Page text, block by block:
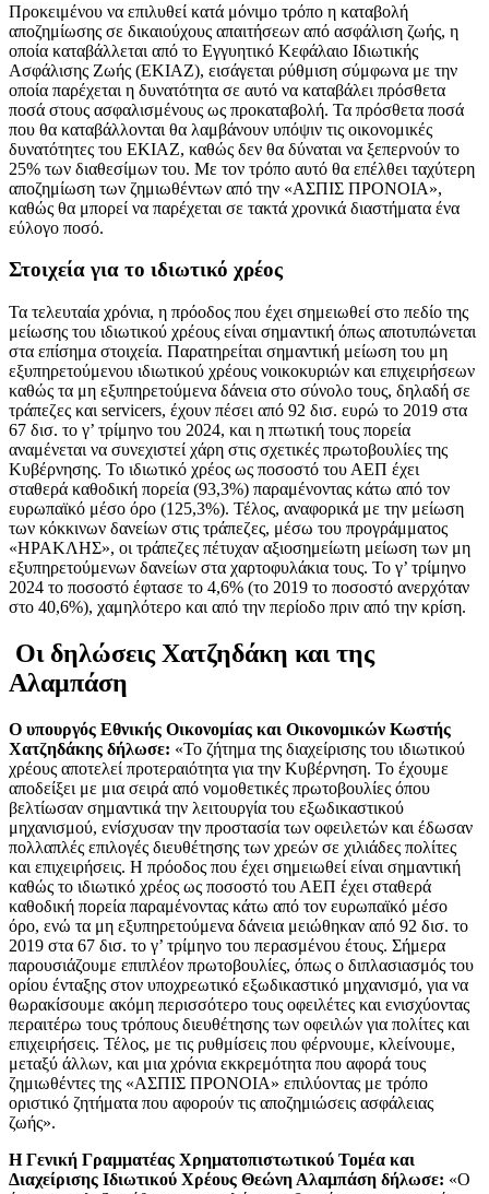
Προκειμένου να επιλυθεί κατά μόνιμο τρόπο η καταβολή
αποζημίωσης σε δικαιούχους απαιτήσεων από ασφάλιση ζωής, η
οποία καταβάλλεται από το Εγγυητικό Κεφάλαιο Ιδιωτικής
Ασφάλισης Ζωής (ΕΚΙΑΖ), εισάγεται ρύθμιση σύμφωνα με την
οποία παρέχεται η δυνατότητα σε αυτό να καταβάλει πρόσθετα
ποσά στους ασφαλισμένους ως προκαταβολή. Τα πρόσθετα ποσά
που θα καταβάλλονται θα λαμβάνουν υπόψιν τις οικονομικές
δυνατότητες του ΕΚΙΑΖ, καθώς δεν θα δύναται να ξεπερνούν το
25% των διαθεσίμων του. Με τον τρόπο αυτό θα επέλθει ταχύτερη
αποζημίωση των ζημιωθέντων από την «ΑΣΠΙΣ ΠΡΟΝΟΙΑ»,
καθώς θα μπορεί να παρέχεται σε τακτά χρονικά διαστήματα ένα
εύλογο ποσό.
Στοιχεία για το ιδιωτικό χρέος
Τα τελευταία χρόνια, η πρόοδος που έχει σημειωθεί στο πεδίο της
μείωσης του ιδιωτικού χρέους είναι σημαντική όπως αποτυπώνεται
στα επίσημα στοιχεία. Παρατηρείται σημαντική μείωση του μη
εξυπηρετούμενου ιδιωτικού χρέους νοικοκυριών και επιχειρήσεων
καθώς τα μη εξυπηρετούμενα δάνεια στο σύνολο τους, δηλαδή σε
τράπεζες και servicers, έχουν πέσει από 92 δισ. ευρώ το 2019 στα
67 δισ. το γ’ τρίμηνο του 2024, και η πτωτική τους πορεία
αναμένεται να συνεχιστεί χάρη στις σχετικές πρωτοβουλίες της
Κυβέρνησης. Το ιδιωτικό χρέος ως ποσοστό του ΑΕΠ έχει
σταθερά καθοδική πορεία (93,3%) παραμένοντας κάτω από τον
ευρωπαϊκό μέσο όρο (125,3%). Τέλος, αναφορικά με την μείωση
των κόκκινων δανείων στις τράπεζες, μέσω του προγράμματος
«ΗΡΑΚΛΗΣ», οι τράπεζες πέτυχαν αξιοσημείωτη μείωση των μη
εξυπηρετούμενων δανείων στα χαρτοφυλάκια τους. Το γ’ τρίμηνο
2024 το ποσοστό έφτασε το 4,6% (το 2019 το ποσοστό ανερχόταν
στο 40,6%), χαμηλότερο και από την περίοδο πριν από την κρίση.
Οι δηλώσεις Χατζηδάκη και της
Αλαμπάση
Ο υπουργός Εθνικής Οικονομίας και Οικονομικών Κωστής
Χατζηδάκης δήλωσε: «Το ζήτημα της διαχείρισης του ιδιωτικού
χρέους αποτελεί προτεραιότητα για την Κυβέρνηση. Το έχουμε
αποδείξει με μια σειρά από νομοθετικές πρωτοβουλίες όπου
βελτίωσαν σημαντικά την λειτουργία του εξωδικαστικού
μηχανισμού, ενίσχυσαν την προστασία των οφειλετών και έδωσαν
πολλαπλές επιλογές διευθέτησης των χρεών σε χιλιάδες πολίτες
και επιχειρήσεις. Η πρόοδος που έχει σημειωθεί είναι σημαντική
καθώς το ιδιωτικό χρέος ως ποσοστό του ΑΕΠ έχει σταθερά
καθοδική πορεία παραμένοντας κάτω από τον ευρωπαϊκό μέσο
όρο, ενώ τα μη εξυπηρετούμενα δάνεια μειώθηκαν από 92 δισ. το
2019 στα 67 δισ. το γ’ τρίμηνο του περασμένου έτους. Σήμερα
παρουσιάζουμε επιπλέον πρωτοβουλίες, όπως ο διπλασιασμός του
ορίου ένταξης στον υποχρεωτικό εξωδικαστικό μηχανισμό, για να
θωρακίσουμε ακόμη περισσότερο τους οφειλέτες και ενισχύοντας
περαιτέρω τους τρόπους διευθέτησης των οφειλών για πολίτες και
επιχειρήσεις. Τέλος, με τις ρυθμίσεις που φέρνουμε, κλείνουμε,
μεταξύ άλλων, και μια χρόνια εκκρεμότητα που αφορά τους
ζημιωθέντες της «ΑΣΠΙΣ ΠΡΟΝΟΙΑ» επιλύοντας με τρόπο
οριστικό ζητήματα που αφορούν τις αποζημιώσεις ασφάλειας
ζωής».
H Γενική Γραμματέας Χρηματοπιστωτικού Τομέα και
Διαχείρισης Ιδιωτικού Χρέους Θεώνη Αλαμπάση δήλωσε: «Ο